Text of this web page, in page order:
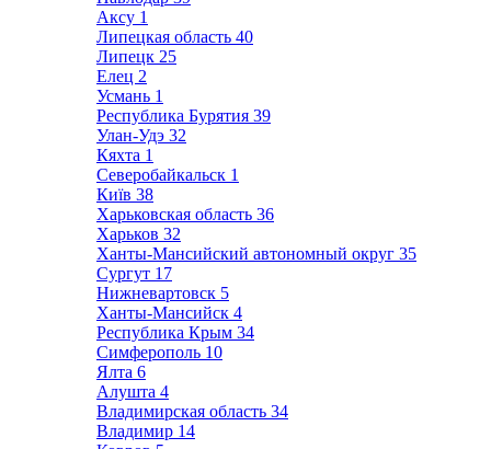
Аксу 1
Липецкая область 40
Липецк 25
Елец 2
Усмань 1
Республика Бурятия 39
Улан-Удэ 32
Кяхта 1
Северобайкальск 1
Київ 38
Харьковская область 36
Харьков 32
Ханты-Мансийский автономный округ 35
Сургут 17
Нижневартовск 5
Ханты-Мансийск 4
Республика Крым 34
Симферополь 10
Ялта 6
Алушта 4
Владимирская область 34
Владимир 14